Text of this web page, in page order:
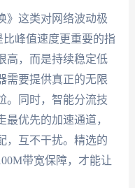
》这类对网络波动极
比峰值速度更重要的指
高，而是持续稳定低
需要提供真正的无限
。同时，智能分流技
优先的加速通道，
，互不干扰。精选的
带宽保障，才能让